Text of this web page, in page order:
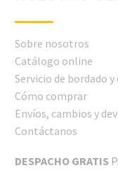
Sobre nosotros
Catálogo online
Servicio de bordado
Cómo comprar
Envíos, cambios y
Contáctanos
DESPACHO GRATIS